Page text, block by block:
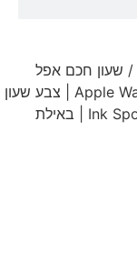
/ שעון חכם אפל
ווטש׳ סדרה 10 Apple Watch 42mm Series 10 GPS | צבע שעון